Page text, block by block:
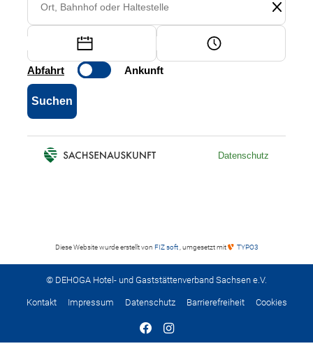
Diese Website wurde erstellt von FIZ soft , umgesetzt mit TYPO3
© DEHOGA Hotel- und Gaststättenverband Sachsen e.V.
Kontakt Impressum Datenschutz Barrierefreiheit Cookies